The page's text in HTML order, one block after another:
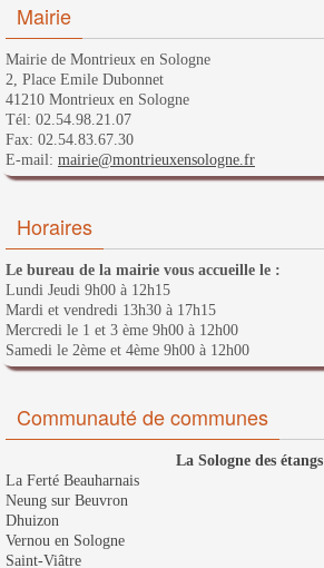
Mairie
Mairie de Montrieux en Sologne
2, Place Emile Dubonnet
41210 Montrieux en Sologne
Tél: 02.54.98.21.07
Fax: 02.54.83.67.30
E-mail: mairie@montrieuxensologne.fr
Horaires
Le bureau de la mairie vous accueille le :
Lundi Jeudi 9h00 à 12h15
Mardi et vendredi 13h30 à 17h15
Mercredi le 1 et 3 ème 9h00 à 12h00
Samedi le 2ème et 4ème 9h00 à 12h00
Communauté de communes
La Sologne des étangs
La Ferté Beauharnais
Neung sur Beuvron
Dhuizon
Vernou en Sologne
Saint-Viâtre